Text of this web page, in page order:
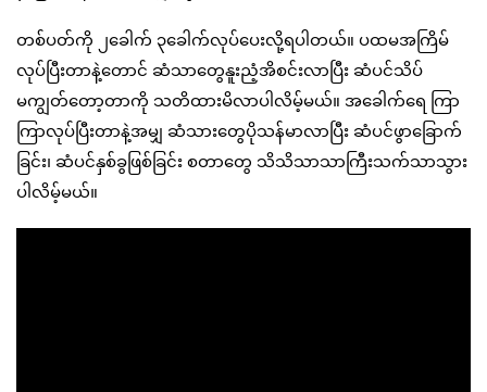
တစ်ပတ်ကို ၂ခေါက် ၃ခေါက်လုပ်ပေးလို့ရပါတယ်။ ပထမအကြိမ်
လုပ်ပြီးတာနဲ့တောင် ဆံသာတွေနူးညံ့အိစင်းလာပြီး ဆံပင်သိပ်
မကျွတ်တော့တာကို သတိထားမိလာပါလိမ့်မယ်။ အခေါက်ရေ ကြာ
ကြာလုပ်ပြီးတာနဲ့အမျှ ဆံသားတွေပိုသန်မာလာပြီး ဆံပင်ဖွာခြောက်
ခြင်း၊ ဆံပင်နှစ်ခွဖြစ်ခြင်း စတာတွေ သိသိသာသာကြီးသက်သာသွား
ပါလိမ့်မယ်။